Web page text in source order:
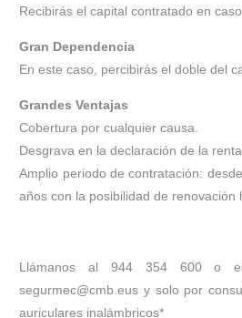
Recibirás el capital contratado en
Gran Dependencia
En este caso, percibirás el doble del
Grandes Ventajas
Cobertura por cualquier causa.
Desgrava en la declaración de la
Amplio periodo de contratación:
años con la posibilidad de renovación
Llámanos al 944 354 600 o
segurmec@cmb.eus y solo por
auriculares inalámbricos*